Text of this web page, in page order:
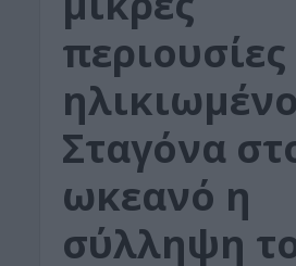
Σταγόνα
ωκεανό η
σύλληψη